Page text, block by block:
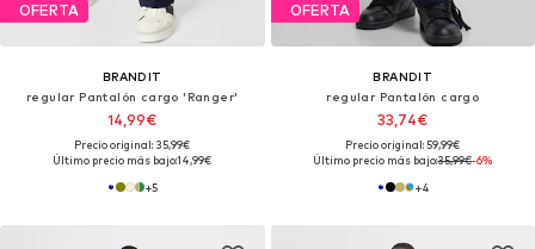
OFERTA
BRANDIT
regular Pantalón cargo 'Ranger'
14,99€
Precio original: 35,99€
Último precio más bajo:14,99€
+5
OFERTA
BRANDIT
regular Pantalón cargo
33,74€
Precio original: 59,99€
Último precio más bajo:35,99€-6%
+4